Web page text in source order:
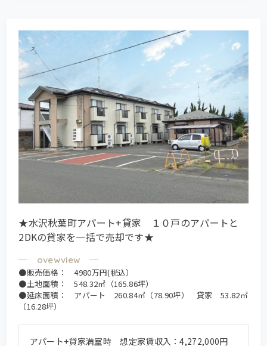
★水沢秋葉町アパート+貸家 １０戸のアパートと
2DKの貸家を一括で売却です★
●販売価格： 4980万円(税込）
●土地面積： 548.32㎡（165.86坪）
●延床面積： アパート 260.84㎡（78.90坪） 貸家 53.82㎡
（16.28坪）
アパート+貸家満室時 想定家賃収入：4,272,000円